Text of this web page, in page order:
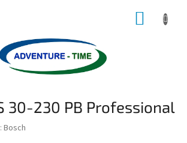
30-230 PB Professional
Bosch